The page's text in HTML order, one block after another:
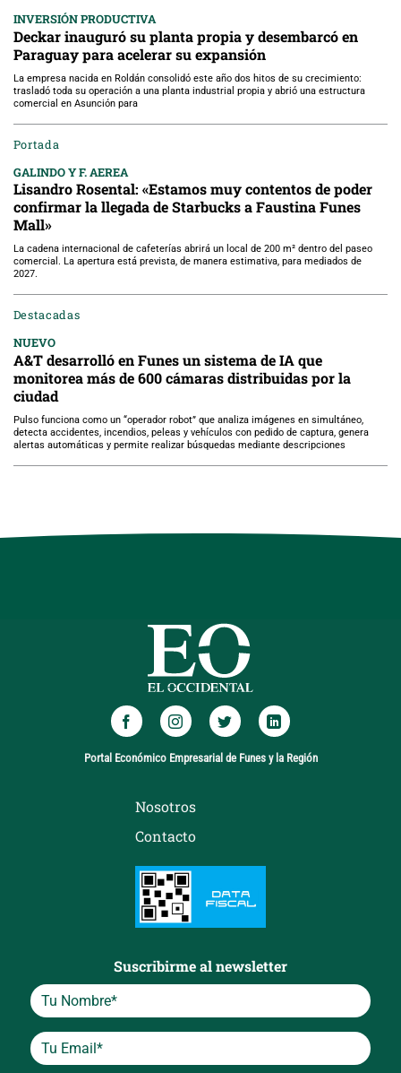
INVERSIÓN PRODUCTIVA
Deckar inauguró su planta propia y desembarcó en
Paraguay para acelerar su expansión
La empresa nacida en Roldán consolidó este año dos hitos de su crecimiento:
trasladó toda su operación a una planta industrial propia y abrió una estructura
comercial en Asunción para
Portada
GALINDO Y F. AEREA
Lisandro Rosental: «Estamos muy contentos de poder
confirmar la llegada de Starbucks a Faustina Funes
Mall»
La cadena internacional de cafeterías abrirá un local de 200 m² dentro del paseo
comercial. La apertura está prevista, de manera estimativa, para mediados de
2027.
Destacadas
NUEVO
A&T desarrolló en Funes un sistema de IA que
monitorea más de 600 cámaras distribuidas por la
ciudad
Pulso funciona como un “operador robot” que analiza imágenes en simultáneo,
detecta accidentes, incendios, peleas y vehículos con pedido de captura, genera
alertas automáticas y permite realizar búsquedas mediante descripciones
Portal Económico Empresarial de Funes y la Región
Nosotros
Contacto
Suscribirme al newsletter